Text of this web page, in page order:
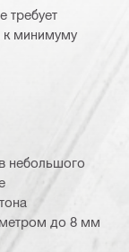
требует
к минимуму
небольшого
до 8 мм